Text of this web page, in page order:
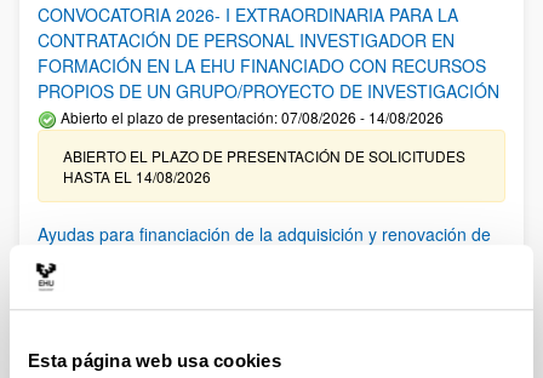
Esta página web usa cookies
CONVOCATORIA 2026- I EXTRAORDINARIA PARA LA
CONTRATACIÓN DE PERSONAL INVESTIGADOR EN
FORMACIÓN EN LA EHU FINANCIADO CON RECURSOS
PROPIOS DE UN GRUPO/PROYECTO DE INVESTIGACIÓN
Abierto el plazo de presentación: 07/08/2026 - 14/08/2026
ABIERTO EL PLAZO DE PRESENTACIÓN DE SOLICITUDES
HASTA EL 14/08/2026
Ayudas para financiación de la adquisición y renovación de
infraestructura científica y fondos bibliográficos en la
UPV/EHU 2026
Trámite abierto
25/03/2026: Corrección de errores del listado provisional de
solicitudes admitidas y excluidas. 23/03/2026: Relación